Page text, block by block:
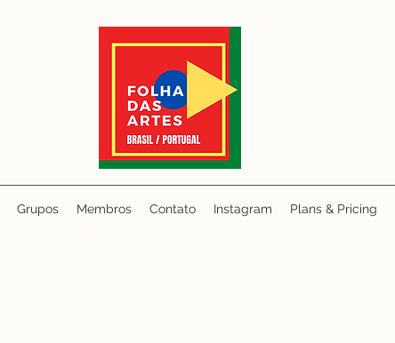
Grupos Membros Contato Instagram Plans & Pricing